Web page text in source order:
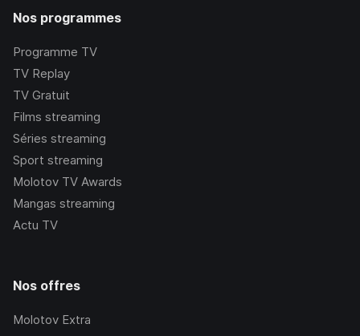
Nos programmes
Programme TV
TV Replay
TV Gratuit
Films streaming
Séries streaming
Sport streaming
Molotov TV Awards
Mangas streaming
Actu TV
Nos offres
Molotov Extra